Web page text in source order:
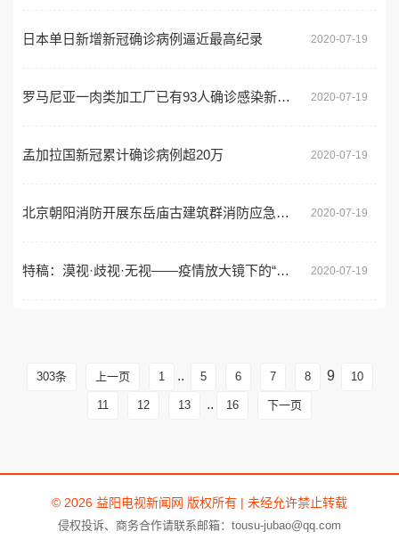
日本单日新增新冠确诊病例逼近最高纪录 2020-07-19
罗马尼亚一肉类加工厂已有93人确诊感染新冠病毒 2020-07-19
孟加拉国新冠累计确诊病例超20万 2020-07-19
北京朝阳消防开展东岳庙古建筑群消防应急救援演练 2020-07-19
特稿：漠视·歧视·无视——疫情放大镜下的“美式人权” 2020-07-19
303条 上一页 1 .. 5 6 7 8 9 10
11 12 13 .. 16 下一页
© 2026 益阳电视新闻网 版权所有 | 未经允许禁止转载
侵权投诉、商务合作请联系邮箱：tousu-jubao@qq.com